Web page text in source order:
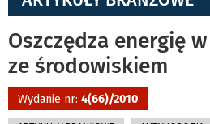
Oszczędza energię
ze środowiskiem
Wydanie nr: 4(66)/2010